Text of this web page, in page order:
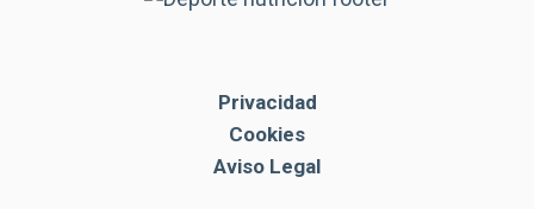
Privacidad
Cookies
Aviso Legal